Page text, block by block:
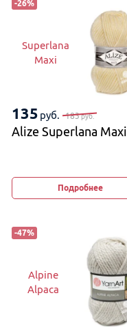
-26%
Superlana
Maxi
135 руб. 183руб.
Alize Superlana Maxi
Подробнее
-47%
Alpine
Alpaca